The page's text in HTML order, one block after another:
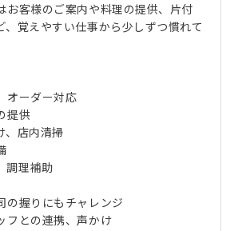
お客様のご案内や料理の提供、片付
、覚えやすい仕事から少しずつ慣れて
オーダー対応
提供
、店内清掃
調理補助
の握りにもチャレンジ
フとの連携、声かけ